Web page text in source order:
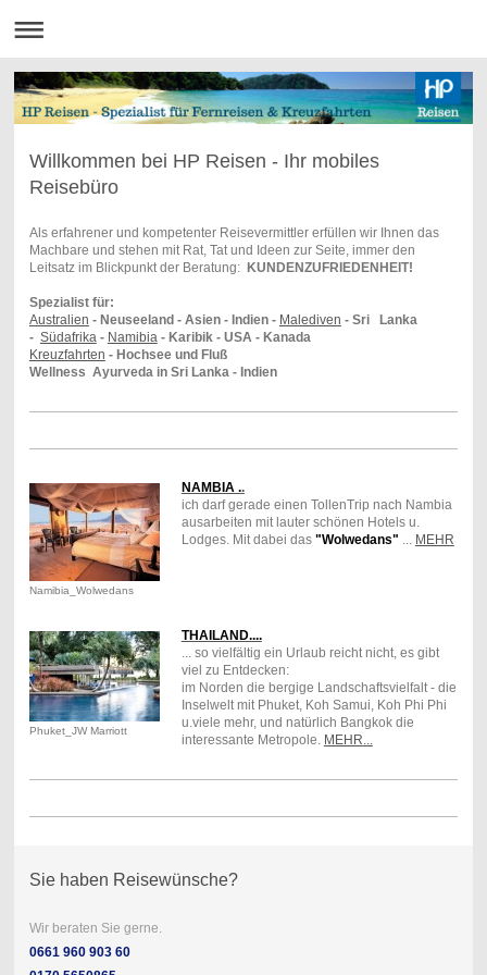
Willkommen bei HP Reisen - Ihr mobiles
Reisebüro
Als erfahrener und kompetenter Reisevermittler erfüllen wir Ihnen das
Machbare und stehen mit Rat, Tat und Ideen zur Seite, immer den
Leitsatz im Blickpunkt der Beratung: KUNDENZUFRIEDENHEIT!
Spezialist für:
Australien - Neuseeland - Asien - Indien - Malediven - Sri Lanka
- Südafrika - Namibia - Karibik - USA - Kanada
Kreuzfahrten - Hochsee und Fluß
Wellness Ayurveda in Sri Lanka - Indien
Namibia_Wolwedans
NAMBIA ..
ich darf gerade einen TollenTrip nach Nambia
ausarbeiten mit lauter schönen Hotels u.
Lodges. Mit dabei das "Wolwedans" MEHR
Phuket_JW Marriott
THAILAND....
... so vielfältig ein Urlaub reicht nicht, es gibt
viel zu Entdecken:
im Norden die bergige Landschaftsvielfalt - die
Inselwelt mit Phuket, Koh Samui, Koh Phi Phi
u.viele mehr, und natürlich Bangkok die
interessante Metropole. MEHR...
Sie haben Reisewünsche?
Wir beraten Sie gerne.
0661 960 903 60